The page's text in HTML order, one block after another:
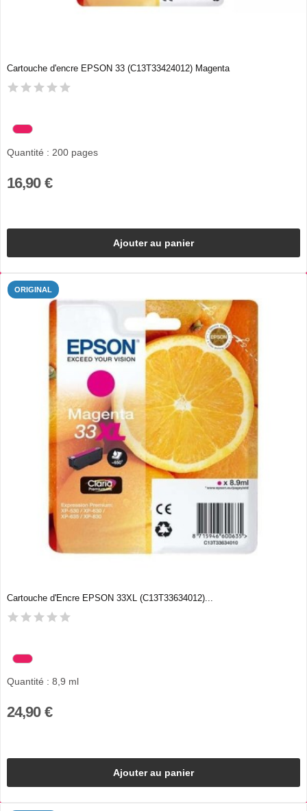
Cartouche d'encre EPSON 33 (C13T33424012) Magenta
Quantité : 200 pages
16,90 €
Ajouter au panier
ORIGINAL
Cartouche d'Encre EPSON 33XL (C13T33634012)...
Quantité : 8,9 ml
24,90 €
Ajouter au panier